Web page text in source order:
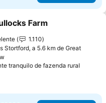
aos favoritos
Farm
1.110
Stortford, a 5.6 km de Great
tranquilo de fazenda rural